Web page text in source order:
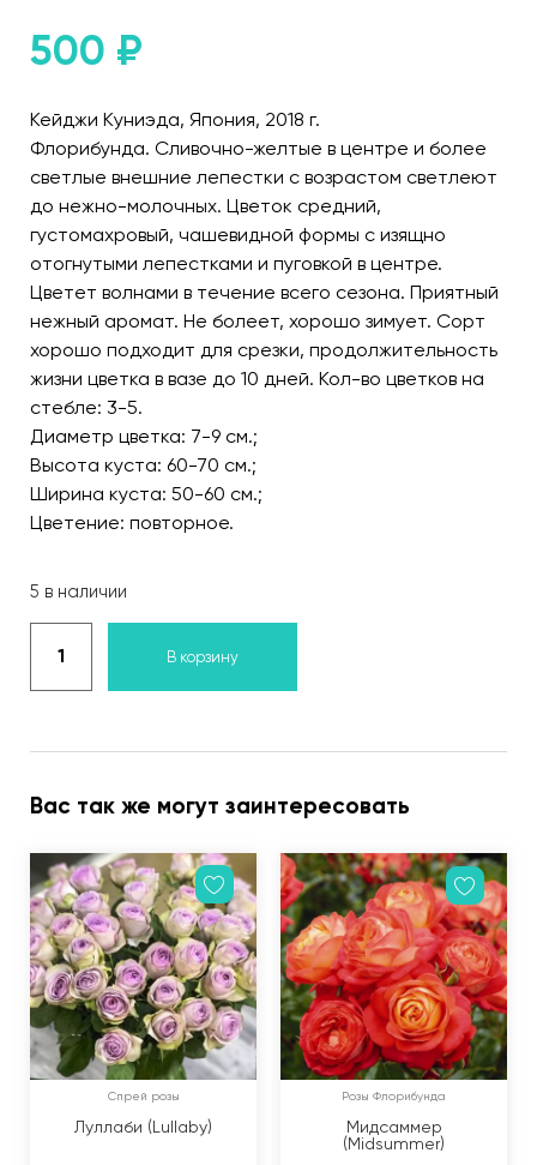
500 ₽
Кейджи Куниэда, Япония, 2018 г.
Флорибунда. Сливочно-желтые в центре и более
светлые внешние лепестки с возрастом светлеют
до нежно-молочных. Цветок средний,
густомахровый, чашевидной формы с изящно
отогнутыми лепестками и пуговкой в центре.
Цветет волнами в течение всего сезона. Приятный
нежный аромат. Не болеет, хорошо зимует. Сорт
хорошо подходит для срезки, продолжительность
жизни цветка в вазе до 10 дней. Кол-во цветков на
стебле: 3-5.
Диаметр цветка: 7-9 см.;
Высота куста: 60-70 см.;
Ширина куста: 50-60 см.;
Цветение: повторное.
5 в наличии
В корзину
Вас так же могут заинтересовать
Спрей розы
Луллаби (Lullaby)
Розы Флорибунда
Мидсаммер
(Midsummer)